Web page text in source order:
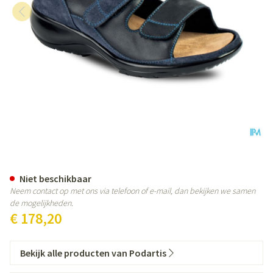
€ 178,20
Niet beschikbaar
Neem contact op met ons via telefoon of e-mail, dan bekijken we samen
de mogelijkheden.
Bekijk alle producten van Podartis